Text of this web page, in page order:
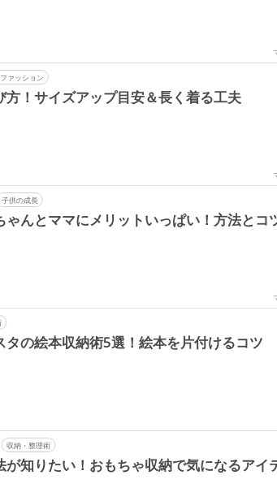
ァッション
方！サイズアップ目安＆長く着る工夫
子供の成長
ゃんとママにメリットいっぱい！方法とコ
タの絵本収納術5選！絵本を片付けるコツ
収納・整理術
が知りたい！おもちゃ収納で気になるアイ